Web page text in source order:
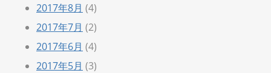
2017年8月 (4)
2017年7月 (2)
2017年6月 (4)
2017年5月 (3)